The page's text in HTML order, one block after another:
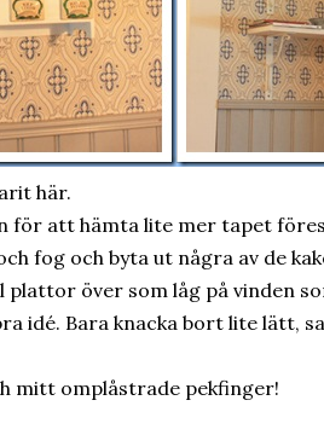
här.
för att hämta lite mer tapet
fog och byta ut några av de
plattor över som låg på vinden
idé. Bara knacka bort lite lätt,
mitt omplåstrade pekfinger!